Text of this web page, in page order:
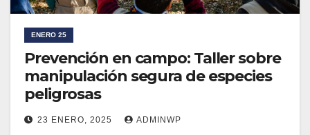
ENERO 25
Prevención en campo: Taller sobre
manipulación segura de especies
peligrosas
23 ENERO, 2025 ADMINWP